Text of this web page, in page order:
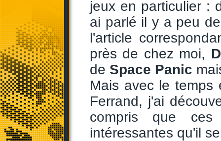
jeux en particulier :
ai parlé il y a peu
l'article
près de chez moi,
de Space Panic
Mais avec le temps
Ferrand, j'ai
compris que
intéressantes qu'il